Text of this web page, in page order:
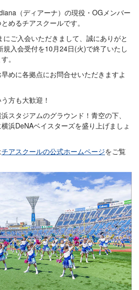
（ディアーナ）の現役・OGメンバー
めるチアスクールです。
ご入会いただきまして、誠にありがと
規入会受付を10月24日(火)で終了いたし
。
めに各拠点にお問合せいただきますよ
方も大歓迎！
スタジアムのグラウンド！青空の下、
浜DeNAベイスターズを盛り上げましょ
チアスクールの公式ホームページをご覧